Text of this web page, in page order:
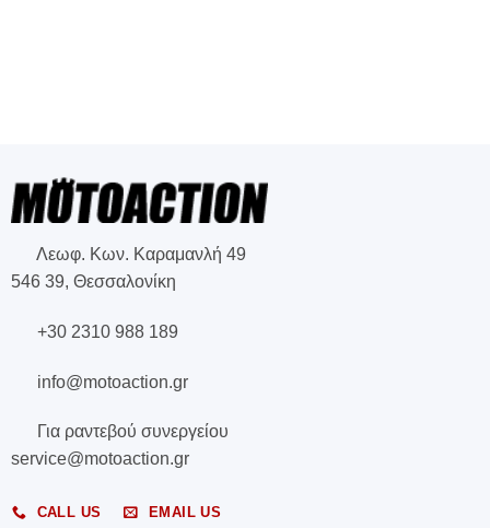
Λεωφ. Κων. Καραμανλή 49
546 39, Θεσσαλονίκη
+30 2310 988 189
info@motoaction.gr
Για ραντεβού συνεργείου
service@motoaction.gr
CALL US EMAIL US